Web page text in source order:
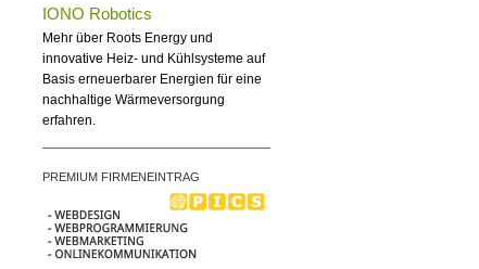
IONO Robotics
Mehr über Roots Energy und
innovative Heiz- und Kühlsysteme auf
Basis erneuerbarer Energien für eine
nachhaltige Wärmeversorgung
erfahren.
PREMIUM FIRMENEINTRAG